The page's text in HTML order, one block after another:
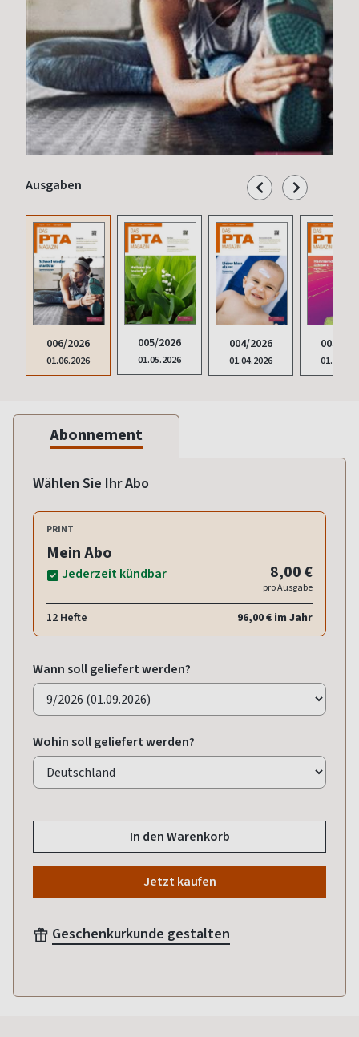
Ausgaben
006/2026
01.06.2026
005/2026
01.05.2026
004/2026
01.04.2026
003/
Abonnement
Wählen Sie Ihr Abo
PRINT
Mein Abo
Jederzeit kündbar 8,00 €
pro Ausgabe
12 Hefte 96,00 € im Jahr
Wann soll geliefert werden?
Wohin soll geliefert werden?
In den Warenkorb
Jetzt kaufen
Geschenkurkunde gestalten